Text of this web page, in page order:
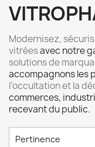
Modernisez,
vitréesavec notre
solutions de
accompagnons les
l’occultation et la
commerces,
recevant du public.
Pertinence